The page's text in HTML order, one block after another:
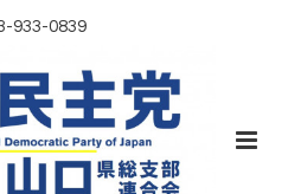
933-0839